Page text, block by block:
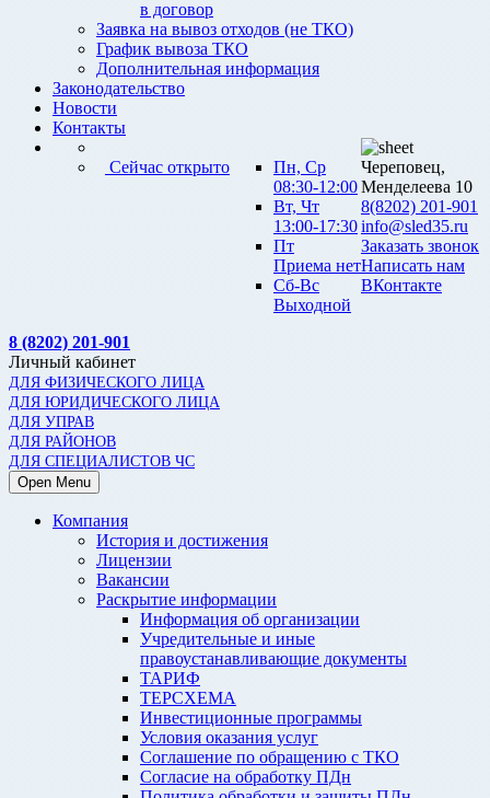
в договор
Заявка на вывоз отходов (не ТКО)
График вывоза ТКО
Дополнительная информация
Законодательство
Новости
Контакты
Сейчас открыто
Пн, Ср
08:30-12:00
Вт, Чт
13:00-17:30
Пт
Приема нет
Сб-Вс
Выходной
Череповец,
Менделеева 10
8(8202) 201-901
info@sled35.ru
Заказать звонок
Написать нам
ВКонтакте
8 (8202) 201-901
Личный кабинет
ДЛЯ ФИЗИЧЕСКОГО ЛИЦА
ДЛЯ ЮРИДИЧЕСКОГО ЛИЦА
ДЛЯ УПРАВ
ДЛЯ РАЙОНОВ
ДЛЯ СПЕЦИАЛИСТОВ ЧС
Open Menu
Компания
История и достижения
Лицензии
Вакансии
Раскрытие информации
Информация об организации
Учредительные и иные
правоустанавливающие документы
ТАРИФ
ТЕРСХЕМА
Инвестиционные программы
Условия оказания услуг
Соглашение по обращению с ТКО
Согласие на обработку ПДн